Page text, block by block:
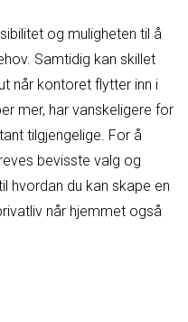
og muligheten til å
Samtidig kan skillet
når kontoret flytter inn i
mer, har vanskeligere for
tilgjengelige. For å
bevisste valg og
hvordan du kan skape en
når hjemmet også